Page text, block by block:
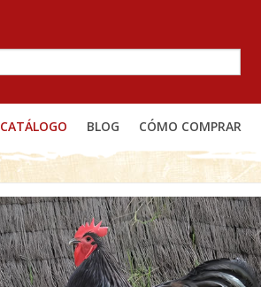
CATÁLOGO BLOG CÓMO COMPRAR